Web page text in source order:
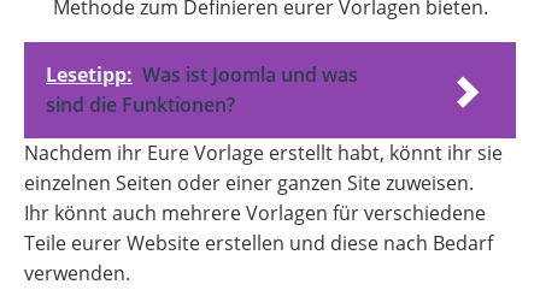
Methode zum Definieren eurer Vorlagen bieten.
Lesetipp: Was ist Joomla und was
sind die Funktionen?
Nachdem ihr Eure Vorlage erstellt habt, könnt ihr sie
einzelnen Seiten oder einer ganzen Site zuweisen.
Ihr könnt auch mehrere Vorlagen für verschiedene
Teile eurer Website erstellen und diese nach Bedarf
verwenden.